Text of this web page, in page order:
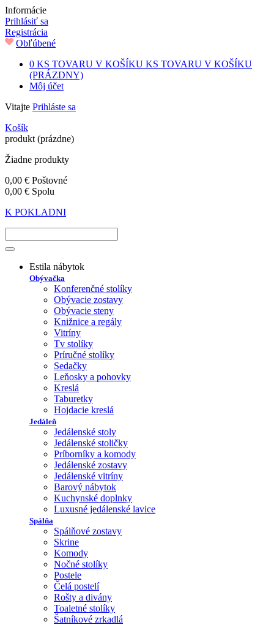
Informácie
Prihlásiť sa
Registrácia
Obľúbené
0 KS TOVARU V KOŠÍKU KS TOVARU V KOŠÍKU
(PRÁZDNY)
Môj účet
Vitajte Prihláste sa
Košík
produkt (prázdne)
Žiadne produkty
0,00 € Poštovné
0,00 € Spolu
K POKLADNI
Estila nábytok
Obývačka
Konferenčné stolíky
Obývacie zostavy
Obývacie steny
Knižnice a regály
Vitríny
Tv stolíky
Príručné stolíky
Sedačky
Leňosky a pohovky
Kreslá
Taburetky
Hojdacie kreslá
Jedáleň
Jedálenské stoly
Jedálenské stoličky
Príborníky a komody
Jedálenské zostavy
Jedálenské vitríny
Barový nábytok
Kuchynské doplnky
Luxusné jedálenské lavice
Spálňa
Spálňové zostavy
Skrine
Komody
Nočné stolíky
Postele
Čelá postelí
Rošty a divány
Toaletné stolíky
Šatníkové zrkadlá